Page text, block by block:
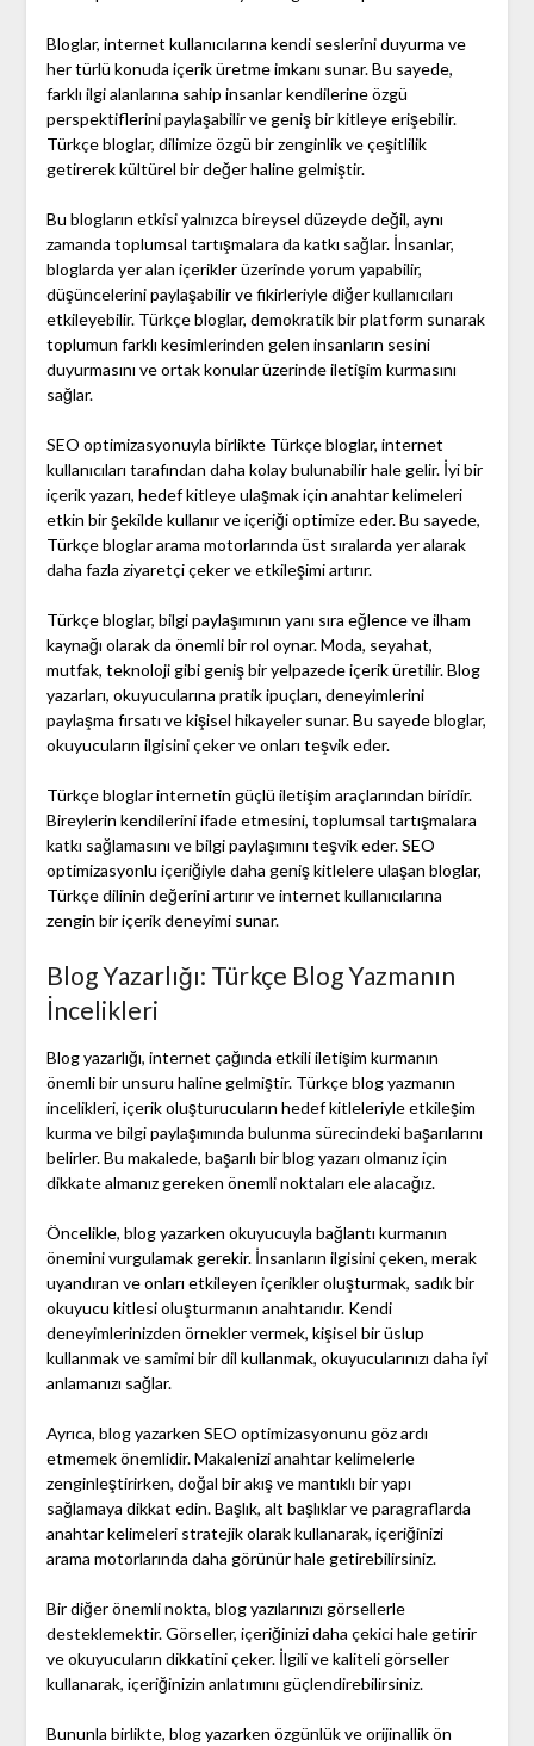
Bloglar, internet kullanıcılarına kendi seslerini duyurma ve
her türlü konuda içerik üretme imkanı sunar. Bu sayede,
farklı ilgi alanlarına sahip insanlar kendilerine özgü
perspektiflerini paylaşabilir ve geniş bir kitleye erişebilir.
Türkçe bloglar, dilimize özgü bir zenginlik ve çeşitlilik
getirerek kültürel bir değer haline gelmiştir.
Bu blogların etkisi yalnızca bireysel düzeyde değil, aynı
zamanda toplumsal tartışmalara da katkı sağlar. İnsanlar,
bloglarda yer alan içerikler üzerinde yorum yapabilir,
düşüncelerini paylaşabilir ve fikirleriyle diğer kullanıcıları
etkileyebilir. Türkçe bloglar, demokratik bir platform sunarak
toplumun farklı kesimlerinden gelen insanların sesini
duyurmasını ve ortak konular üzerinde iletişim kurmasını
sağlar.
SEO optimizasyonuyla birlikte Türkçe bloglar, internet
kullanıcıları tarafından daha kolay bulunabilir hale gelir. İyi bir
içerik yazarı, hedef kitleye ulaşmak için anahtar kelimeleri
etkin bir şekilde kullanır ve içeriği optimize eder. Bu sayede,
Türkçe bloglar arama motorlarında üst sıralarda yer alarak
daha fazla ziyaretçi çeker ve etkileşimi artırır.
Türkçe bloglar, bilgi paylaşımının yanı sıra eğlence ve ilham
kaynağı olarak da önemli bir rol oynar. Moda, seyahat,
mutfak, teknoloji gibi geniş bir yelpazede içerik üretilir. Blog
yazarları, okuyucularına pratik ipuçları, deneyimlerini
paylaşma fırsatı ve kişisel hikayeler sunar. Bu sayede bloglar,
okuyucuların ilgisini çeker ve onları teşvik eder.
Türkçe bloglar internetin güçlü iletişim araçlarından biridir.
Bireylerin kendilerini ifade etmesini, toplumsal tartışmalara
katkı sağlamasını ve bilgi paylaşımını teşvik eder. SEO
optimizasyonlu içeriğiyle daha geniş kitlelere ulaşan bloglar,
Türkçe dilinin değerini artırır ve internet kullanıcılarına
zengin bir içerik deneyimi sunar.
Blog Yazarlığı: Türkçe Blog Yazmanın
İncelikleri
Blog yazarlığı, internet çağında etkili iletişim kurmanın
önemli bir unsuru haline gelmiştir. Türkçe blog yazmanın
incelikleri, içerik oluşturucuların hedef kitleleriyle etkileşim
kurma ve bilgi paylaşımında bulunma sürecindeki başarılarını
belirler. Bu makalede, başarılı bir blog yazarı olmanız için
dikkate almanız gereken önemli noktaları ele alacağız.
Öncelikle, blog yazarken okuyucuyla bağlantı kurmanın
önemini vurgulamak gerekir. İnsanların ilgisini çeken, merak
uyandıran ve onları etkileyen içerikler oluşturmak, sadık bir
okuyucu kitlesi oluşturmanın anahtarıdır. Kendi
deneyimlerinizden örnekler vermek, kişisel bir üslup
kullanmak ve samimi bir dil kullanmak, okuyucularınızı daha iyi
anlamanızı sağlar.
Ayrıca, blog yazarken SEO optimizasyonunu göz ardı
etmemek önemlidir. Makalenizi anahtar kelimelerle
zenginleştirirken, doğal bir akış ve mantıklı bir yapı
sağlamaya dikkat edin. Başlık, alt başlıklar ve paragraflarda
anahtar kelimeleri stratejik olarak kullanarak, içeriğinizi
arama motorlarında daha görünür hale getirebilirsiniz.
Bir diğer önemli nokta, blog yazılarınızı görsellerle
desteklemektir. Görseller, içeriğinizi daha çekici hale getirir
ve okuyucuların dikkatini çeker. İlgili ve kaliteli görseller
kullanarak, içeriğinizin anlatımını güçlendirebilirsiniz.
Bununla birlikte, blog yazarken özgünlük ve orijinallik ön